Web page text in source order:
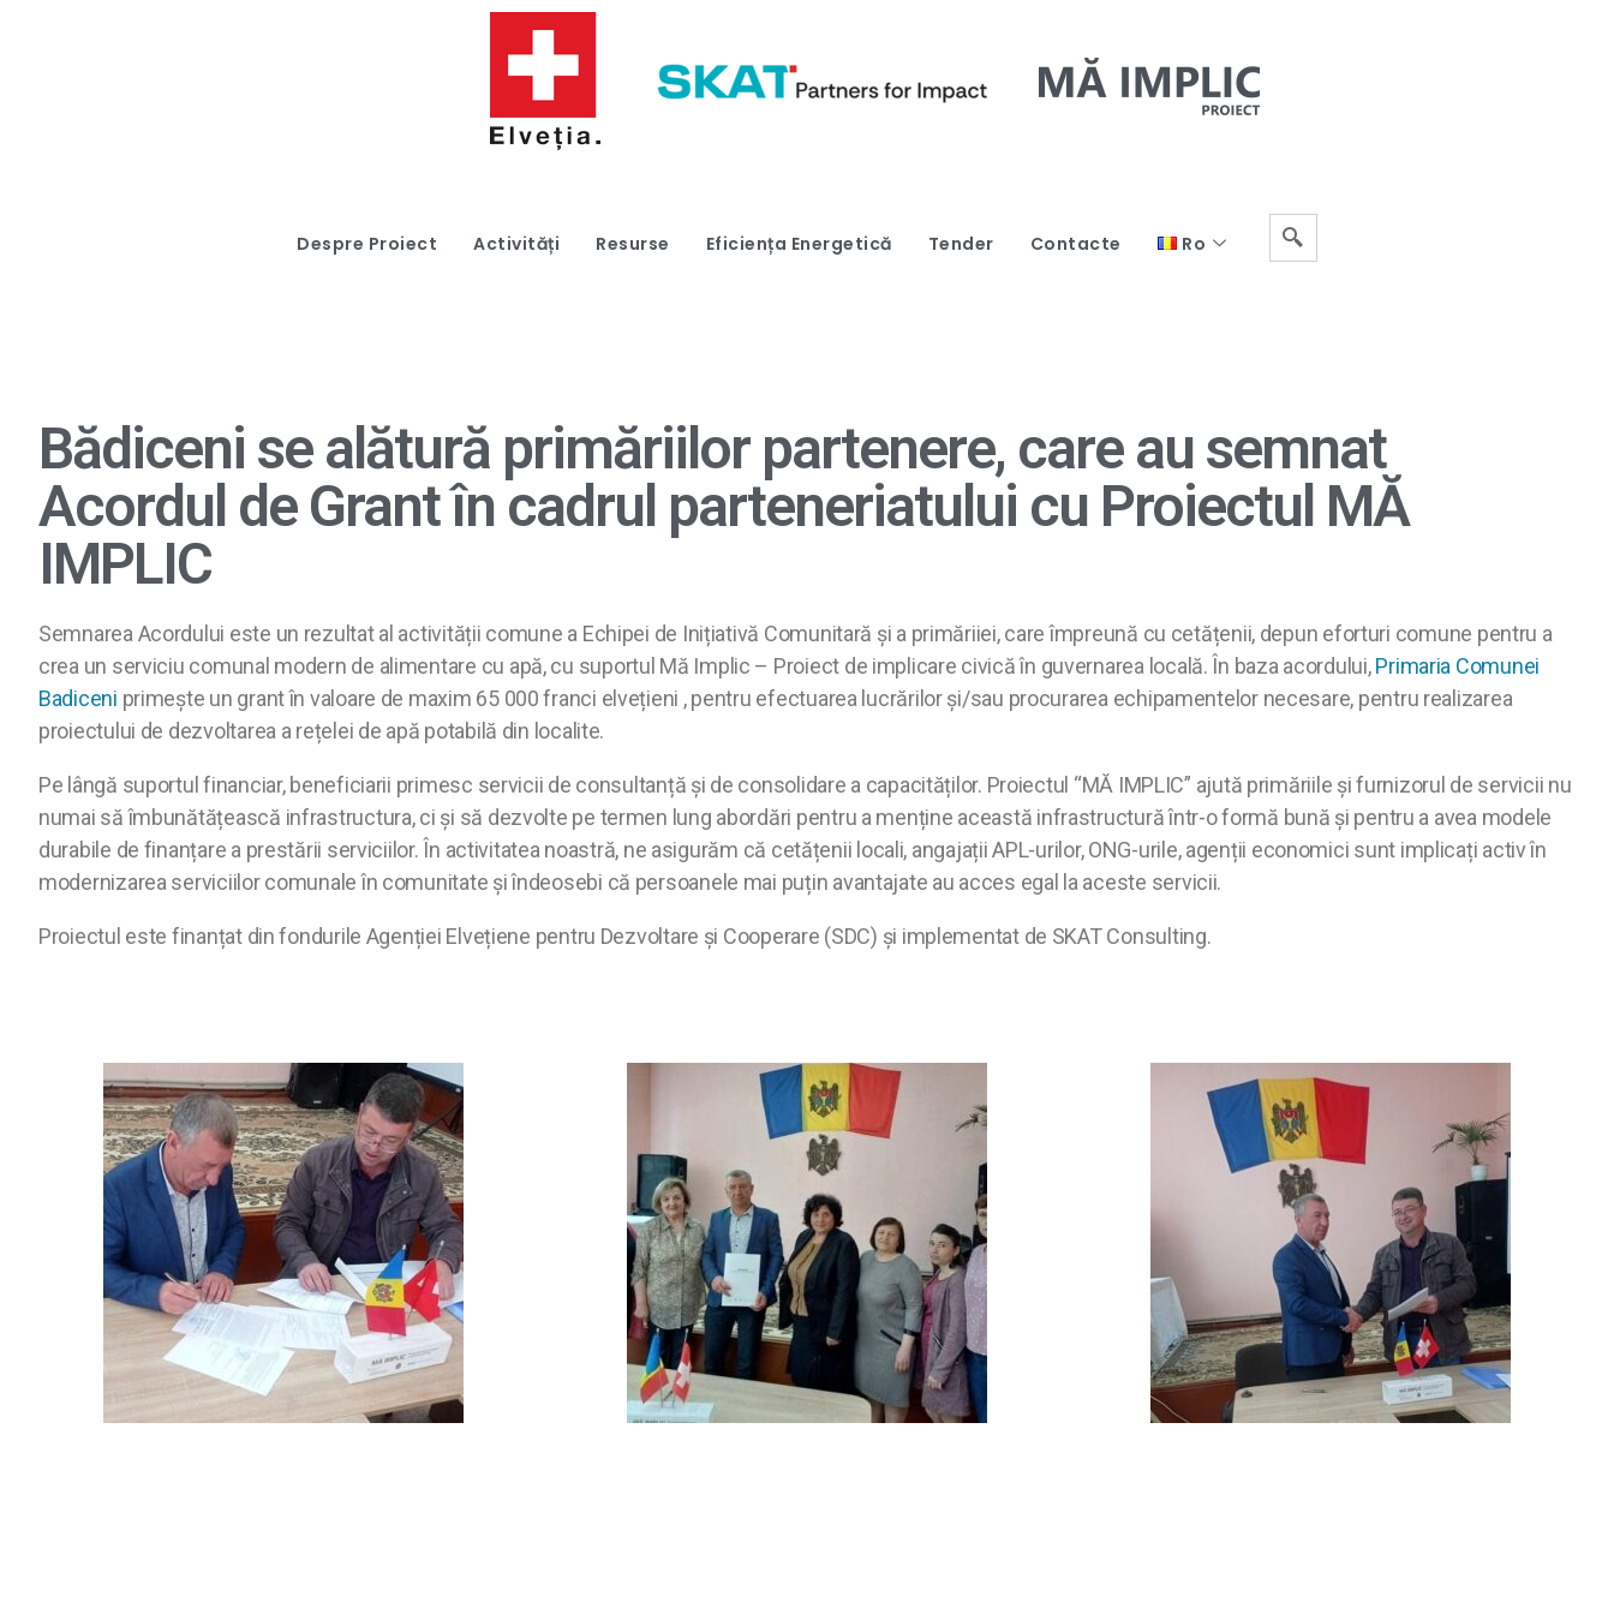
Despre Proiect Activități Resurse Eficiența Energetică Tender Contacte Ro
Bădiceni se alătură primăriilor partenere, care au semnat
Acordul de Grant în cadrul parteneriatului cu Proiectul MĂ
IMPLIC
Semnarea Acordului este un rezultat al activității comune a Echipei de Inițiativă Comunitară și a primăriiei, care împreună cu cetățenii, depun eforturi comune pentru a
crea un serviciu comunal modern de alimentare cu apă, cu suportul Mă Implic – Proiect de implicare civică în guvernarea locală. În baza acordului,Primaria Comunei
Badiceni primește un grant în valoare de maxim 65 000 franci elvețieni , pentru efectuarea lucrărilor și/sau procurarea echipamentelor necesare, pentru realizarea
proiectului de dezvoltarea a rețelei de apă potabilă din localite.
Pe lângă suportul financiar, beneficiarii primesc servicii de consultanță și de consolidare a capacităților. Proiectul “MĂ IMPLIC” ajută primăriile și furnizorul de servicii nu
numai să îmbunătățească infrastructura, ci și să dezvolte pe termen lung abordări pentru a menține această infrastructură într-o formă bună și pentru a avea modele
durabile de finanțare a prestării serviciilor. În activitatea noastră, ne asigurăm că cetățenii locali, angajații APL-urilor, ONG-urile, agenții economici sunt implicați activ în
modernizarea serviciilor comunale în comunitate și îndeosebi că persoanele mai puțin avantajate au acces egal la aceste servicii.
Proiectul este finanțat din fondurile Agenției Elvețiene pentru Dezvoltare şi Cooperare (SDC) și implementat de SKAT Consulting.